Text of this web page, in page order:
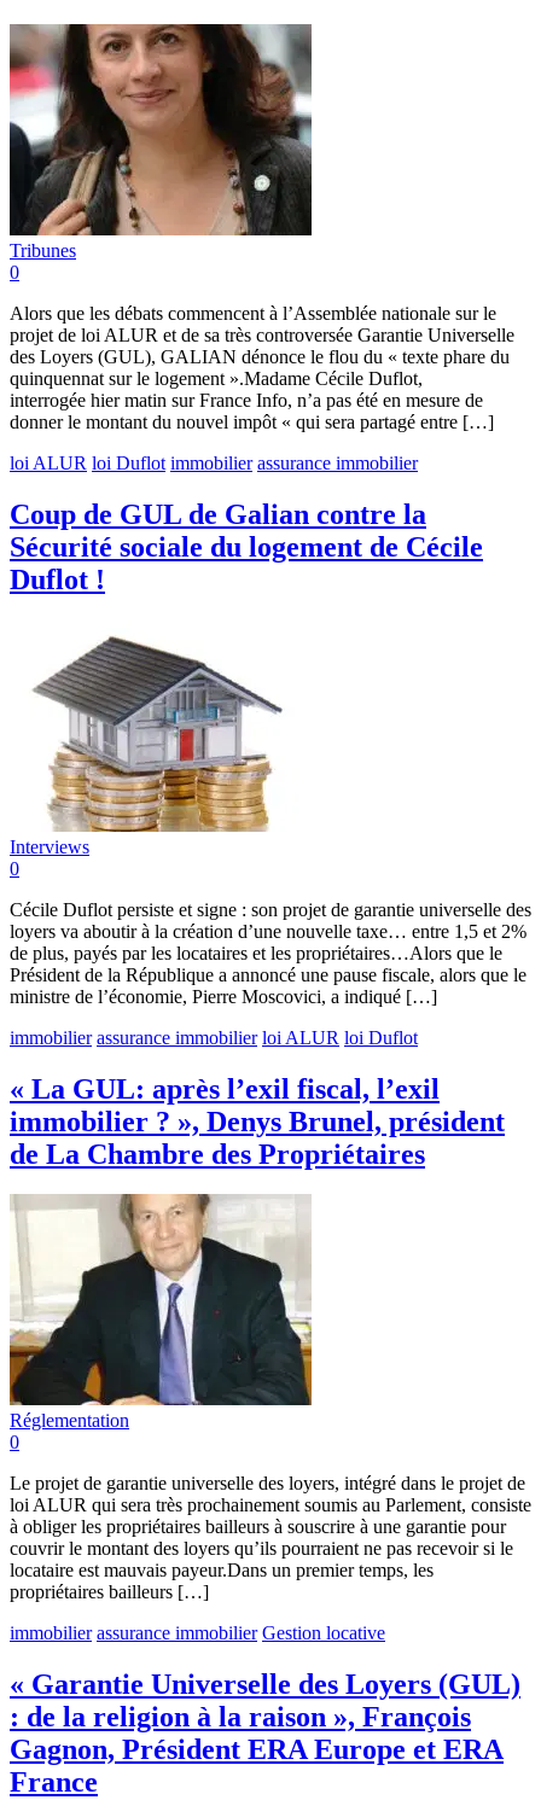
Tribunes
0
Alors que les débats commencent à l’Assemblée nationale sur le
projet de loi ALUR et de sa très controversée Garantie Universelle
des Loyers (GUL), GALIAN dénonce le flou du « texte phare du
quinquennat sur le logement ».Madame Cécile Duflot,
interrogée hier matin sur France Info, n’a pas été en mesure de
donner le montant du nouvel impôt « qui sera partagé entre […]
loi ALUR loi Duflot immobilier assurance immobilier
Coup de GUL de Galian contre la
Sécurité sociale du logement de Cécile
Duflot !
Interviews
0
Cécile Duflot persiste et signe : son projet de garantie universelle des
loyers va aboutir à la création d’une nouvelle taxe… entre 1,5 et 2%
de plus, payés par les locataires et les propriétaires…Alors que le
Président de la République a annoncé une pause fiscale, alors que le
ministre de l’économie, Pierre Moscovici, a indiqué […]
immobilier assurance immobilier loi ALUR loi Duflot
« La GUL: après l’exil fiscal, l’exil
immobilier ? », Denys Brunel, président
de La Chambre des Propriétaires
Réglementation
0
Le projet de garantie universelle des loyers, intégré dans le projet de
loi ALUR qui sera très prochainement soumis au Parlement, consiste
à obliger les propriétaires bailleurs à souscrire à une garantie pour
couvrir le montant des loyers qu’ils pourraient ne pas recevoir si le
locataire est mauvais payeur.Dans un premier temps, les
propriétaires bailleurs […]
immobilier assurance immobilier Gestion locative
« Garantie Universelle des Loyers (GUL)
: de la religion à la raison », François
Gagnon, Président ERA Europe et ERA
France